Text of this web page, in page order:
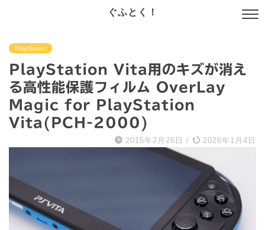
ぐふとく！
PlayStation
PlayStation Vita用のキズが消え
る高性能保護フィルム OverLay
Magic for PlayStation
Vita(PCH-2000)
2015年2月26日 / 2026年1月4日